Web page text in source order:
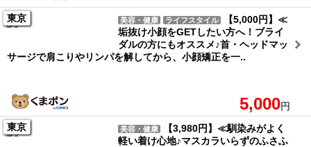
東京 美容・健康 ライフスタイル
【5,000円】≪
垢抜け小顔をGETしたい方へ！ブライ
ダルの方にもオススメ♪首・ヘッドマッ
サージで肩こりやリンパを解してから、小顔矯正を一..
5,000円
東京
美容・健康
【3,980円】≪馴染みがよく
軽い着け心地♪マスカラいらずのふさふ